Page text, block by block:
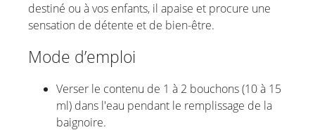
destiné ou à vos enfants, il apaise et procure une
sensation de détente et de bien-être.
Mode d’emploi
Verser le contenu de 1 à 2 bouchons (10 à 15
ml) dans l'eau pendant le remplissage de la
baignoire.